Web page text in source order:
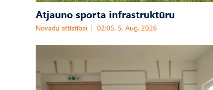
Atjauno sporta infrastruktūru
Novadu attīstībai 02:05, 5. Aug, 2026